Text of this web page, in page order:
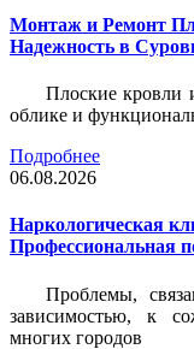
Монтаж и Ремонт
Надежность в
Плоские кровли
облике и
Подробнее
06.08.2026
Наркологическая
Профессиональная
Проблемы,
зависимостью, к
многих городов